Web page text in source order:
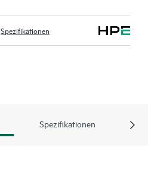
Spezifikationen
Spezifikationen